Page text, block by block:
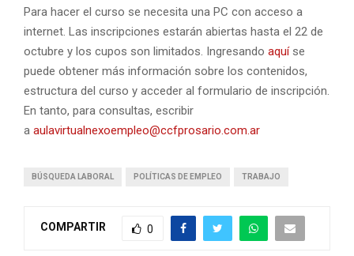
Para hacer el curso se necesita una PC con acceso a
internet. Las inscripciones estarán abiertas hasta el 22 de
octubre y los cupos son limitados. Ingresando aquíse
puede obtener más información sobre los contenidos,
estructura del curso y acceder al formulario de inscripción.
En tanto, para consultas, escribir
a aulavirtualnexoempleo@ccfprosario.com.ar
BÚSQUEDA LABORAL POLÍTICAS DE EMPLEO TRABAJO
COMPARTIR 0